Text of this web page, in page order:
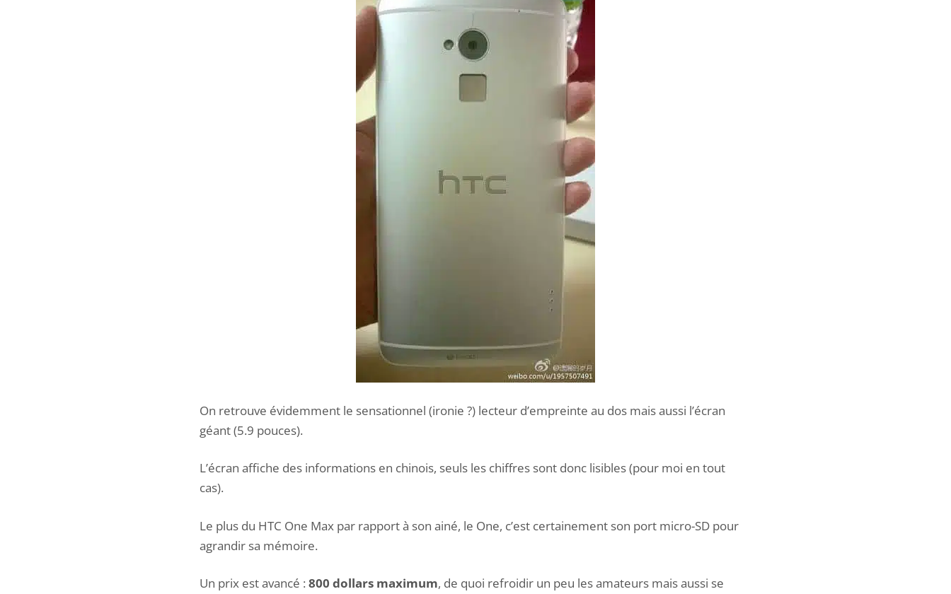
On retrouve évidemment le sensationnel (ironie ?) lecteur d’empreinte au dos mais aussi l’écran
géant (5.9 pouces).
L’écran affiche des informations en chinois, seuls les chiffres sont donc lisibles (pour moi en tout
cas).
Le plus du HTC One Max par rapport à son ainé, le One, c’est certainement son port micro-SD pour
agrandir sa mémoire.
Un prix est avancé : 800 dollars maximum, de quoi refroidir un peu les amateurs mais aussi se